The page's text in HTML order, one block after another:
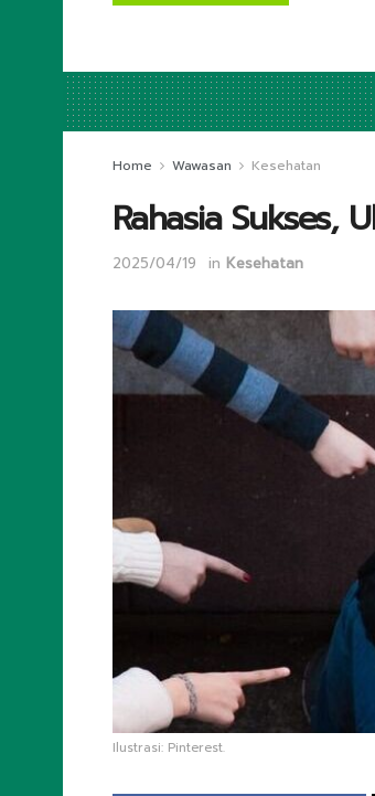
Home Wawasan Kesehatan
Rahasia Sukses,
2025/04/19 in Kesehatan
Ilustrasi: Pinterest.